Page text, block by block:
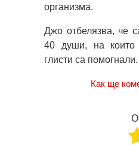
организма.
Джо отбелязва, че
40 души, на които
глисти са помогнали.
Как ще